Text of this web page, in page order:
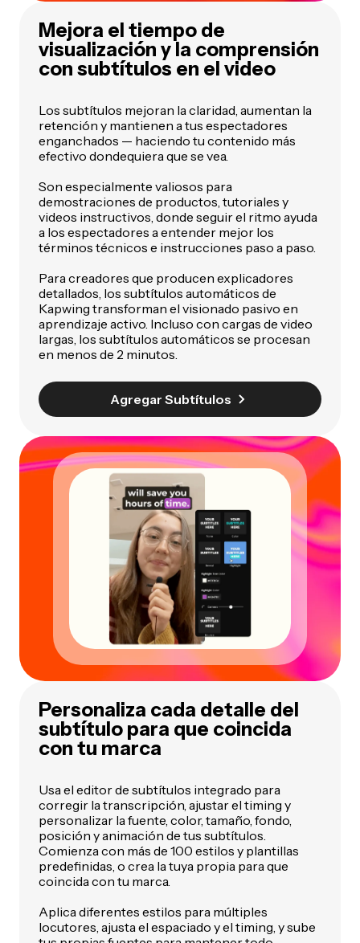
Mejora el tiempo de
visualización y la comprensión
con subtítulos en el video
Los subtítulos mejoran la claridad, aumentan la
retención y mantienen a tus espectadores
enganchados — haciendo tu contenido más
efectivo dondequiera que se vea.
Son especialmente valiosos para
demostraciones de productos, tutoriales y
videos instructivos, donde seguir el ritmo ayuda
a los espectadores a entender mejor los
términos técnicos e instrucciones paso a paso.
Para creadores que producen explicadores
detallados, los subtítulos automáticos de
Kapwing transforman el visionado pasivo en
aprendizaje activo. Incluso con cargas de video
largas, los subtítulos automáticos se procesan
en menos de 2 minutos.
Agregar Subtítulos
Personaliza cada detalle del
subtítulo para que coincida
con tu marca
Usa el editor de subtítulos integrado para
corregir la transcripción, ajustar el timing y
personalizar la fuente, color, tamaño, fondo,
posición y animación de tus subtítulos.
Comienza con más de 100 estilos y plantillas
predefinidas, o crea la tuya propia para que
coincida con tu marca.
Aplica diferentes estilos para múltiples
locutores, ajusta el espaciado y el timing, y sube